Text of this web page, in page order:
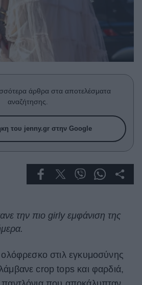
άρθρα στα αποτελέσματα
αναζήτησης.
του jenny.gr στην Google
την πιο girly εμφάνιση της
ολόφρεσκο στιλ εγκυμοσύνης
crop tops και φαρδιά,